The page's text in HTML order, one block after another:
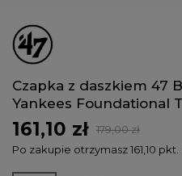
Czapka z daszkiem 47
Yankees Foundational
161,10 zł
179,00 zł
Po zakupie otrzymasz161,10 pkt.